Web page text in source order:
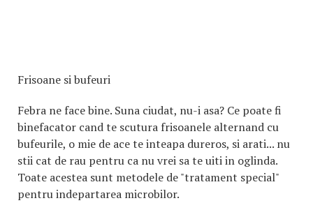
Frisoane si bufeuri
Febra ne face bine. Suna ciudat, nu-i asa? Ce poate fi
binefacator cand te scutura frisoanele alternand cu
bufeurile, o mie de ace te inteapa dureros, si arati... nu
stii cat de rau pentru ca nu vrei sa te uiti in oglinda.
Toate acestea sunt metodele de "tratament special"
pentru indepartarea microbilor.